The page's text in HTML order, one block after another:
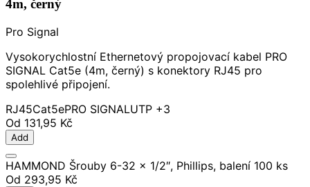
4m, černý
Pro Signal
Vysokorychlostní Ethernetový propojovací kabel PRO
SIGNAL Cat5e (4m, černý) s konektory RJ45 pro
spolehlivé připojení.
RJ45Cat5ePRO SIGNALUTP +3
Od 131,95 Kč
Add
HAMMOND Šrouby 6-32 x 1/2″, Phillips, balení 100 ks
Od 293,95 Kč